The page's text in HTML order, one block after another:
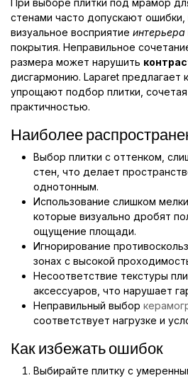
При выборе плитки под мрамор
стенами часто допускают
визуальное восприятие интерьера
покрытия. Неправильное
размера может нарушить
дисгармонию. Laparet предлагает
упрощают подбор плитки, сочетая
практичностью.
Наиболее
Выбор плитки с оттенком,
стен, что делает
однотонным.
Использование слишком
которые визуально дробят
ощущение площади.
Игнорирование
зонах с высокой
Несоответствие текстуры
аксессуаров, что нарушает
Неправильный выбор
соответствует нагрузке и
Как избежать ошибок
Выбирайте плитку с